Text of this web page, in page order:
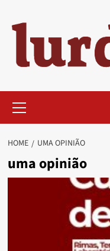
content
Menu
HOME UMA OPINIÃO
uma opinião